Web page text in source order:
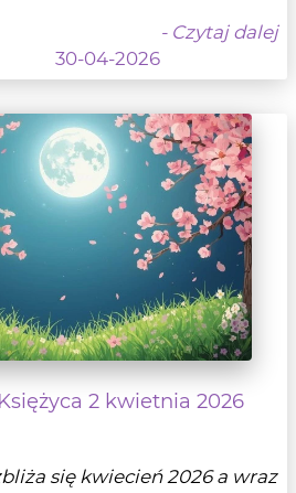
- Czytaj dalej
30-04-2026
2 kwietnia 2026
się kwiecień 2026 a wraz